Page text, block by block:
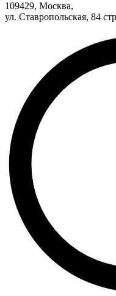
109429, Москва,
ул. Ставропольская, 84